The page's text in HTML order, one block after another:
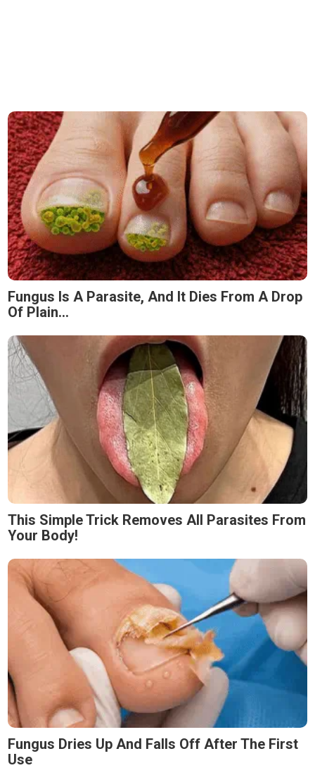
Fungus Is A Parasite, And It Dies From A Drop
Of Plain...
This Simple Trick Removes All Parasites From
Your Body!
Fungus Dries Up And Falls Off After The First
Use